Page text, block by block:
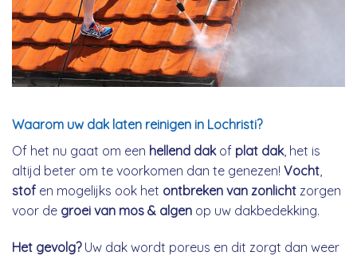
Waarom uw dak laten reinigen in Lochristi?
Of het nu gaat om een hellend dakof plat dak, het is
altijd beter om te voorkomen dan te genezen! Vocht
stof en mogelijks ook het ontbreken van zonlicht zorgen
voor de groei van mos & algen op uw dakbedekking.
Het gevolg?Uw dak wordt poreus en dit zorgt dan weer